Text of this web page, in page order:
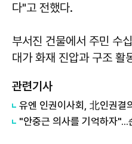
다"고 전했다.
부서진 건물에서 주민 수
대가 화재 진압과 구조 활
관련기사